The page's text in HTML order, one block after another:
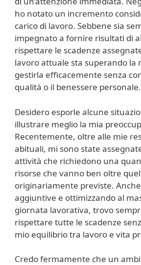
ho notato un incremento
carico di lavoro. Sebbene sia
impegnato a fornire risultati di
rispettare le scadenze
lavoro attuale sta superando la
gestirla efficacemente senza
qualità o il benessere personale.
Desidero esporle alcune
illustrare meglio la mia
Recentemente, oltre alle mie
abituali, mi sono state
attività che richiedono una
risorse che vanno ben oltre
originariamente previste.
aggiuntive e ottimizzando al
giornata lavorativa, trovo
rispettare tutte le scadenze
mio equilibrio tra lavoro e vita
Credo fermamente che un